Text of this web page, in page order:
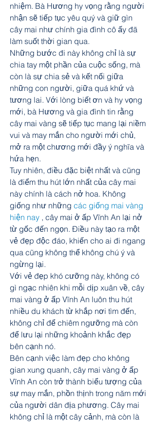
nhiệm. Bà Hương hy vọng rằng người
nhận sẽ tiếp tục yêu quý và giữ gìn
cây mai như chính gia đình cô ấy đã
làm suốt thời gian qua.
Những bước đi này không chỉ là sự
chia tay một phần của cuộc sống, mà
còn là sự chia sẻ và kết nối giữa
những con người, giữa quá khứ và
tương lai. Với lòng biết ơn và hy vọng
mới, bà Hương và gia đình tin rằng
cây mai vàng sẽ tiếp tục mang lại niềm
vui và may mắn cho người mới chủ,
mở ra một chương mới đầy ý nghĩa và
hứa hẹn.
Tuy nhiên, điều đặc biệt nhất và cũng
là điểm thu hút lớn nhất của cây mai
này chính là cách nở hoa. Không
giống như những các giống mai vàng
hiện nay , cây mai ở ấp Vĩnh An lại nở
từ gốc đến ngọn. Điều này tạo ra một
vẻ đẹp độc đáo, khiến cho ai đi ngang
qua cũng không thể không chú ý và
ngừng lại.
Với vẻ đẹp khó cưỡng này, không có
gì ngạc nhiên khi mỗi dịp xuân về, cây
mai vàng ở ấp Vĩnh An luôn thu hút
nhiều du khách từ khắp nơi tìm đến,
không chỉ để chiêm ngưỡng mà còn
để lưu lại những khoảnh khắc đẹp
bên cạnh nó.
Bên cạnh việc làm đẹp cho không
gian xung quanh, cây mai vàng ở ấp
Vĩnh An còn trở thành biểu tượng của
sự may mắn, phồn thịnh trong năm mới
của người dân địa phương. Cây mai
không chỉ là một cây cảnh, mà còn là